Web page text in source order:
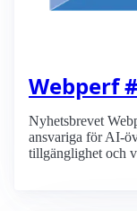
Webperf
Nyhetsbrevet
ansvariga för AI-
tillgänglighet och